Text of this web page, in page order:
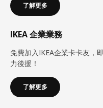
了解更多
IKEA 企業業務
免費加入IKEA企業卡卡友，
力後援！
了解更多